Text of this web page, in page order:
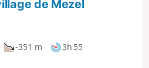
de Mezel
-351 m
3h 55